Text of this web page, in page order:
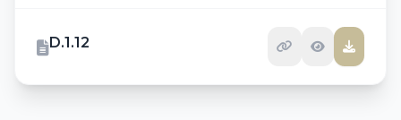
D.1.12